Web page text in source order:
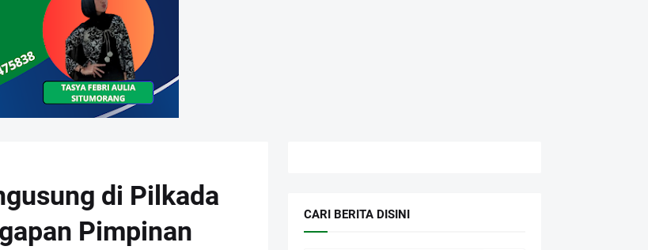
di Pilkada
Pimpinan
CARI BERITA DISINI